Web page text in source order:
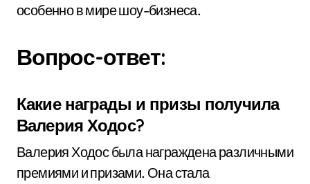
особенно в мире шоу-бизнеса.
Вопрос-ответ:
Какие награды и призы получила
Валерия Ходос?
Валерия Ходос была награждена различными
премиями и призами. Она стала